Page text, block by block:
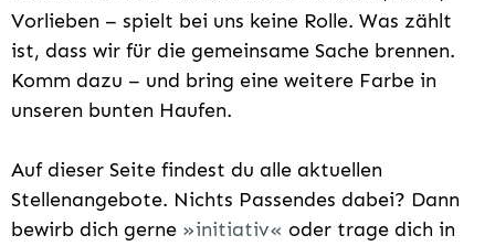
Vorlieben – spielt bei uns keine Rolle. Was zählt
ist, dass wir für die gemeinsame Sache brennen.
Komm dazu – und bring eine weitere Farbe in
unseren bunten Haufen.
Auf dieser Seite findest du alle aktuellen
Stellenangebote. Nichts Passendes dabei? Dann
bewirb dich gerne
initiativ
oder trage dich in